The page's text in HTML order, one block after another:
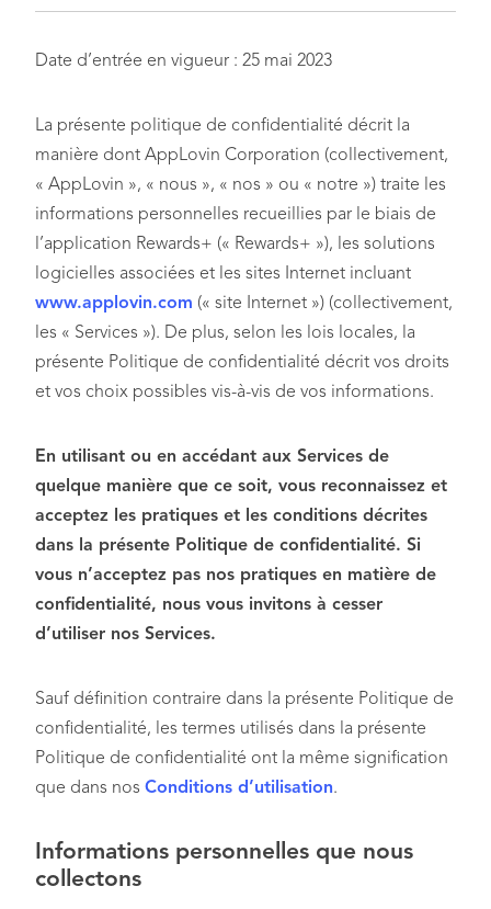
Date d’entrée en vigueur : 25 mai 2023
La présente politique de confidentialité décrit la
manière dont AppLovin Corporation (collectivement,
« AppLovin », « nous », « nos » ou « notre ») traite les
informations personnelles recueillies par le biais de
l’application Rewards+ (« Rewards+ »), les solutions
logicielles associées et les sites Internet incluant
www.applovin.com (« site Internet ») (collectivement,
les « Services »). De plus, selon les lois locales, la
présente Politique de confidentialité décrit vos droits
et vos choix possibles vis-à-vis de vos informations.
En utilisant ou en accédant aux Services de
quelque manière que ce soit, vous reconnaissez et
acceptez les pratiques et les conditions décrites
dans la présente Politique de confidentialité. Si
vous n’acceptez pas nos pratiques en matière de
confidentialité, nous vous invitons à cesser
d’utiliser nos Services.
Sauf définition contraire dans la présente Politique de
confidentialité, les termes utilisés dans la présente
Politique de confidentialité ont la même signification
que dans nos Conditions d’utilisation.
Informations personnelles que nous
collectons